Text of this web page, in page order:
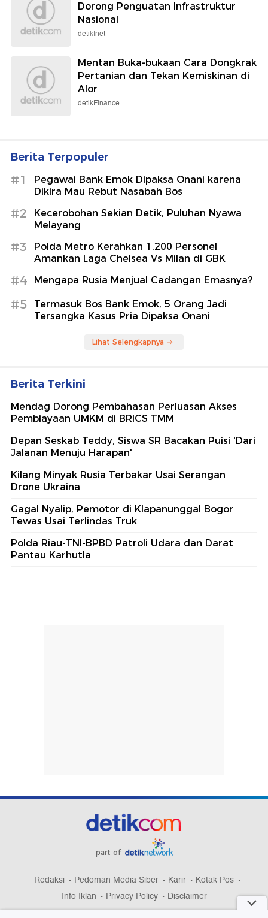
Dorong Penguatan Infrastruktur
Nasional
detikInet
Mentan Buka-bukaan Cara Dongkrak
Pertanian dan Tekan Kemiskinan di
Alor
detikFinance
Berita Terpopuler
#1
Pegawai Bank Emok Dipaksa Onani karena
Dikira Mau Rebut Nasabah Bos
#2
Kecerobohan Sekian Detik, Puluhan Nyawa
Melayang
#3
Polda Metro Kerahkan 1.200 Personel
Amankan Laga Chelsea Vs Milan di GBK
#4 Mengapa Rusia Menjual Cadangan Emasnya?
#5
Termasuk Bos Bank Emok, 5 Orang Jadi
Tersangka Kasus Pria Dipaksa Onani
Lihat Selengkapnya
Berita Terkini
Mendag Dorong Pembahasan Perluasan Akses
Pembiayaan UMKM di BRICS TMM
Depan Seskab Teddy, Siswa SR Bacakan Puisi 'Dari
Jalanan Menuju Harapan'
Kilang Minyak Rusia Terbakar Usai Serangan
Drone Ukraina
Gagal Nyalip, Pemotor di Klapanunggal Bogor
Tewas Usai Terlindas Truk
Polda Riau-TNI-BPBD Patroli Udara dan Darat
Pantau Karhutla
part of
Redaksi Pedoman Media Siber Karir
Kotak Pos
Info Iklan
Privacy Policy Disclaimer